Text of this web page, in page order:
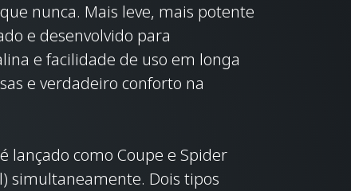
nunca. Mais leve, mais potente
e desenvolvido para
e facilidade de uso em longa
e verdadeiro conforto na
lançado como Coupe e Spider
simultaneamente. Dois tipos